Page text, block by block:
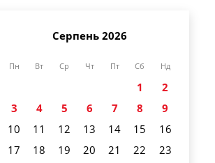
Серпень 2026
Пн Вт Ср Чт Пт Сб Нд
1
2
3
4 5 6 7 8
9
10
11 12 13 14 15
16
17
18 19 20 21 22
23